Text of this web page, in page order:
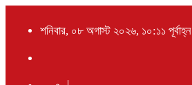
শনিবার, ০৮ অগাস্ট ২০২৬, ১০:১১ পূর্বাহ্ন